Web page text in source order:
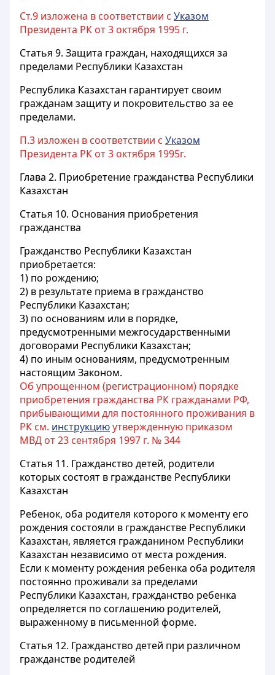
Ст.9 изложена в соответствии с Указом
Президента РК от 3 октября 1995 г.
Статья 9. Защита граждан, находящихся за
пределами Республики Казахстан
Республика Казахстан гарантирует своим
гражданам защиту и покровительство за ее
пределами.
П.3 изложен в соответствии с Указом
Президента РК от 3 октября 1995г.
Глава 2. Приобретение гражданства Республики
Казахстан
Статья 10. Основания приобретения
гражданства
Гражданство Республики Казахстан
приобретается:
1) по рождению;
2) в результате приема в гражданство
Республики Казахстан;
3) по основаниям или в порядке,
предусмотренными межгосударственными
договорами Республики Казахстан;
4) по иным основаниям, предусмотренным
настоящим Законом.
Об упрощенном (регистрационном) порядке
приобретения гражданства РК гражданами РФ,
прибывающими для постоянного проживания в
РК см. инструкциюутвержденную приказом
МВД от 23 сентября 1997 г. № 344
Статья 11. Гражданство детей, родители
которых состоят в гражданстве Республики
Казахстан
Ребенок, оба родителя которого к моменту его
рождения состояли в гражданстве Республики
Казахстан, является гражданином Республики
Казахстан независимо от места рождения.
Если к моменту рождения ребенка оба родителя
постоянно проживали за пределами
Республики Казахстан, гражданство ребенка
определяется по соглашению родителей,
выраженному в письменной форме.
Статья 12. Гражданство детей при различном
гражданстве родителей